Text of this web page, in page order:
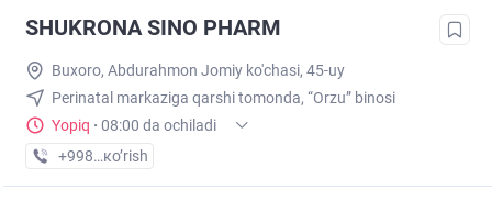
SHUKRONA SINO PHARM
Buxoro, Abdurahmon Jomiy ko'chasi, 45-uy
Perinatal markaziga qarshi tomonda, “Orzu” binosi
Yopiq · 08:00 da ochiladi
+998 (95) XXX-XX-XX
кo’rish